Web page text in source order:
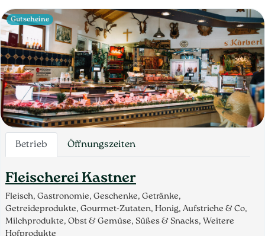
Betrieb Öffnungszeiten
Fleischerei Kastner
Fleisch, Gastronomie, Geschenke, Getränke,
Getreideprodukte, Gourmet-Zutaten, Honig, Aufstriche & Co,
Milchprodukte, Obst & Gemüse, Süßes & Snacks, Weitere
Hofprodukte
Gutscheine